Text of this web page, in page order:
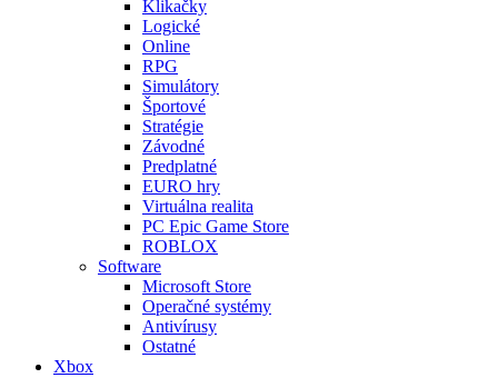
Klikačky
Logické
Online
RPG
Simulátory
Športové
Stratégie
Závodné
Predplatné
EURO hry
Virtuálna realita
PC Epic Game Store
ROBLOX
Software
Microsoft Store
Operačné systémy
Antivírusy
Ostatné
Xbox